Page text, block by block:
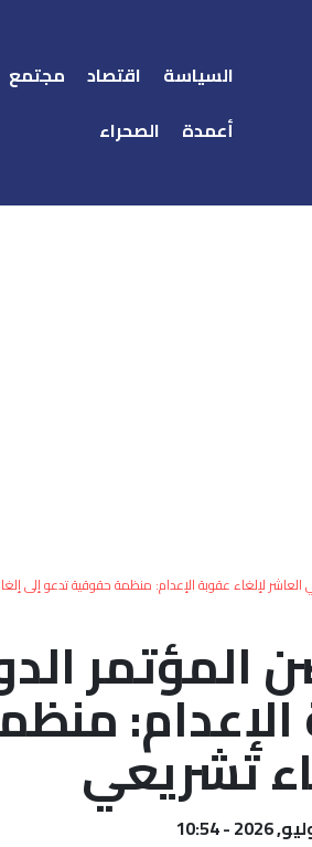
السياسة اقتصاد مجتمع
أعمدة
الصحراء
العاشر لإلغاء عقوبة الإعدام: منظمة حقوقية تدعو إلى
المؤتمر
الإعدام:
تشريعي